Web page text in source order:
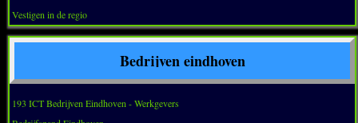
Vestigen in de regio
Bedrijven eindhoven
193 ICT Bedrijven Eindhoven - Werkgevers